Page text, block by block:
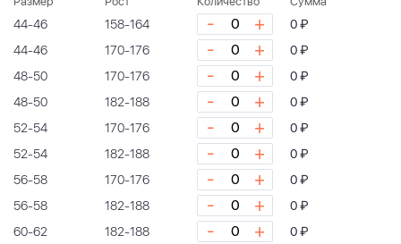
44-46 158-164 - +
0 ₽
44-46
170-176 - +
0 ₽
48-50
170-176 - +
0 ₽
48-50
182-188 - +
0 ₽
52-54
170-176 - +
0 ₽
52-54
182-188 - +
0 ₽
56-58
170-176 - +
0 ₽
56-58
182-188 - +
0 ₽
60-62
182-188 - + 0 ₽